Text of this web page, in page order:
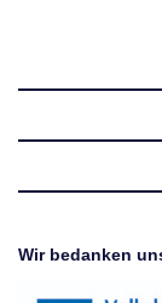
Wir bedanken